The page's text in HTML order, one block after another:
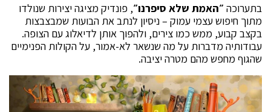
בתערוכה ״האמת שלא סיפרנו״, פונדיק מציגה יצירות שנולדו
מתוך חיפוש עצמי עמוק – ניסיון לנתב את הבועות שמבצבצות
בקצב קבוע, ממש כמו צירים, ולהפוך אותן לדיאלוג עם הצופה.
עבודותיה מדברות על מה שנשאר לא-אמור, על הקולות הפנימיים
שהגוף מחפש מהם מטרה יציבה.